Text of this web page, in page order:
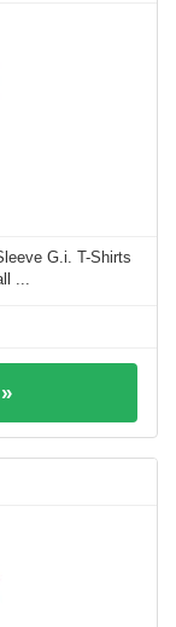
G.i. T-Shirts
...